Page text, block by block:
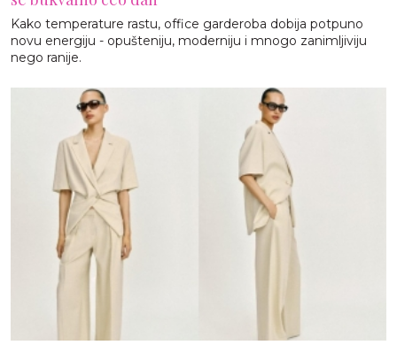
Kako temperature rastu, office garderoba dobija potpuno
novu energiju - opušteniju, moderniju i mnogo zanimljiviju
nego ranije.